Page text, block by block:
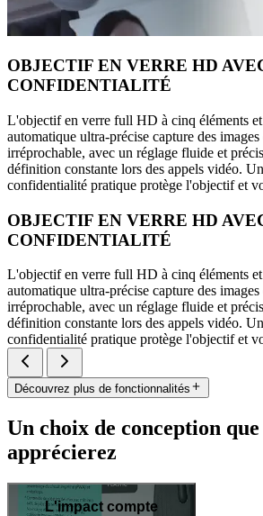
OBJECTIF EN VERRE HD
CONFIDENTIALITÉ
L'objectif en verre full HD à cinq éléments
automatique ultra-précise capture des
irréprochable, avec un réglage fluide et
définition constante lors des appels vidéo.
confidentialité pratique protège l'objectif et
OBJECTIF EN VERRE HD
CONFIDENTIALITÉ
L'objectif en verre full HD à cinq éléments
automatique ultra-précise capture des
irréprochable, avec un réglage fluide et
définition constante lors des appels vidéo.
confidentialité pratique protège l'objectif et
Découvrez plus de fonctionnalités
Un choix de conception que
apprécierez
L'impact compte